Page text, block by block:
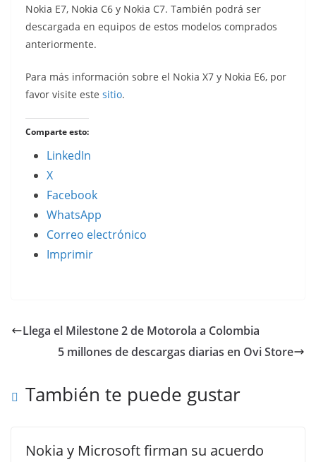
Nokia E7, Nokia C6 y Nokia C7. También podrá ser
descargada en equipos de estos modelos comprados
anteriormente.
Para más información sobre el Nokia X7 y Nokia E6, por
favor visite este sitio.
Comparte esto:
LinkedIn
X
Facebook
WhatsApp
Correo electrónico
Imprimir
Llega el Milestone 2 de Motorola a Colombia
5 millones de descargas diarias en Ovi Store
También te puede gustar
Nokia y Microsoft firman su acuerdo